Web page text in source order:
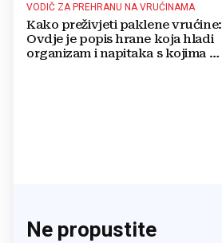
VODIČ ZA PREHRANU NA VRUĆINAMA
Kako preživjeti paklene vrućine:
Ovdje je popis hrane koja hladi
organizam i napitaka s kojima si
Ne propustite